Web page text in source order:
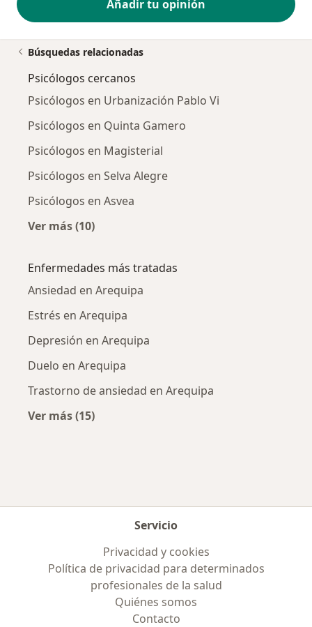
Añadir tu opinión
Búsquedas relacionadas
Psicólogos cercanos
Psicólogos en Urbanización Pablo Vi
Psicólogos en Quinta Gamero
Psicólogos en Magisterial
Psicólogos en Selva Alegre
Psicólogos en Asvea
Ver más (10)
Enfermedades más tratadas
Ansiedad en Arequipa
Estrés en Arequipa
Depresión en Arequipa
Duelo en Arequipa
Trastorno de ansiedad en Arequipa
Ver más (15)
Servicio
Privacidad y cookies
Política de privacidad para determinados
profesionales de la salud
Quiénes somos
Contacto